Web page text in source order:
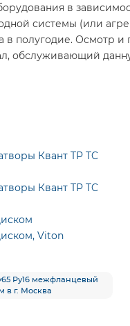
в
системы (или
в полугодие. Осмотр и
обслуживающий
Квант TP TC
Квант TP TC
Viton
Ру16 межфланцевый
в г. Москва